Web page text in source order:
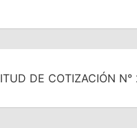
DE COTIZACIÓN